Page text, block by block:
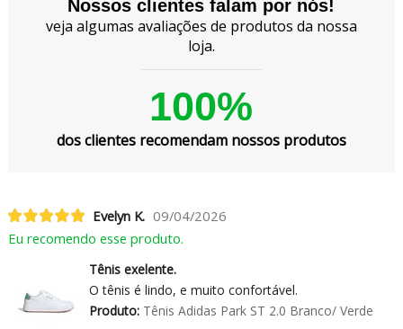
Nossos clientes falam por nós!
veja algumas avaliações de produtos da nossa
loja.
100%
dos clientes recomendam nossos produtos
Evelyn K. 09/04/2026
Eu recomendo esse produto.
Tênis exelente.
O tênis é lindo, e muito confortável.
Produto:Tênis Adidas Park ST 2.0 Branco/ Verde